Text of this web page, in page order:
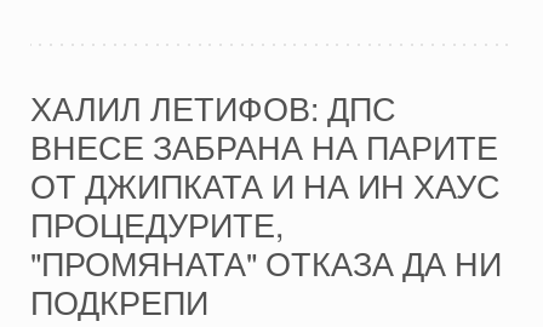
ХАЛИЛ ЛЕТИФОВ: ДПС
ВНЕСЕ ЗАБРАНА НА ПАРИТЕ
ОТ ДЖИПКАТА И НА ИН ХАУС
ПРОЦЕДУРИТЕ,
"ПРОМЯНАТА" ОТКАЗА ДА НИ
ПОДКРЕПИ